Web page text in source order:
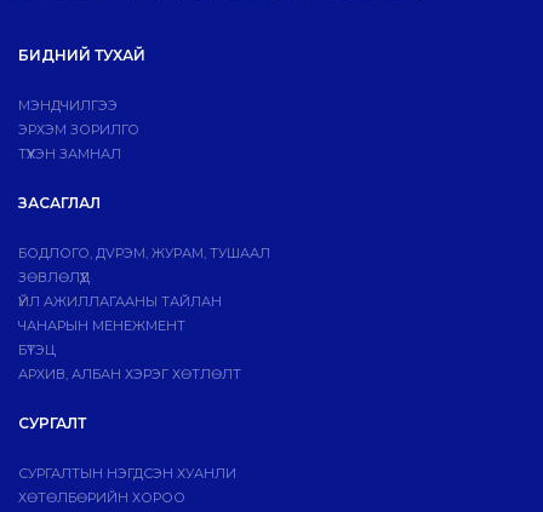
БИДНИЙ ТУХАЙ
МЭНДЧИЛГЭЭ
ЭРХЭМ ЗОРИЛГО
ТҮҮХЭН ЗАМНАЛ
ЗАСАГЛАЛ
БОДЛОГО, ДVРЭМ, ЖУРАМ, ТУШААЛ
ЗӨВЛӨЛҮҮД
ҮЙЛ АЖИЛЛАГААНЫ ТАЙЛАН
ЧАНАРЫН МЕНЕЖМЕНТ
БҮТЭЦ
АРХИВ, АЛБАН ХЭРЭГ ХӨТЛӨЛТ
СУРГАЛТ
СУРГАЛТЫН НЭГДСЭН ХУАНЛИ
ХӨТӨЛБӨРИЙН ХОРОО